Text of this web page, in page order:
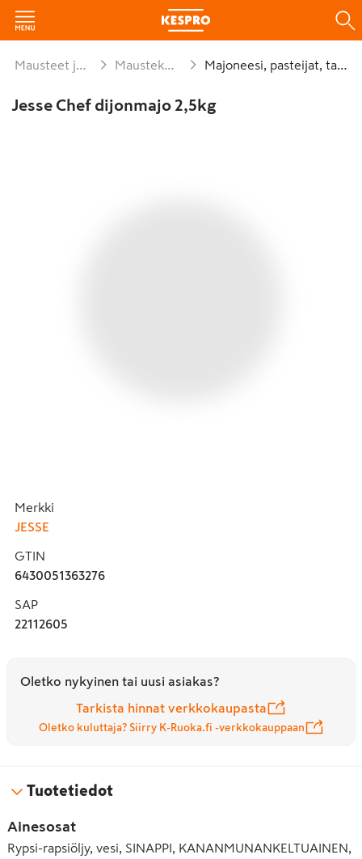
Mausteet ja leivonta Maustekastikkeet Majoneesi, pasteijat, tahnat
Jesse Chef dijonmajo 2,5kg
Merkki
JESSE
GTIN
6430051363276
SAP
22112605
Oletko nykyinen tai uusi asiakas?
Tarkista hinnat verkkokaupasta
Oletko kuluttaja? Siirry K-Ruoka.fi -verkkokauppaan
Tuotetiedot
Ainesosat
Rypsi-rapsiöljy, vesi, SINAPPI, KANANMUNANKELTUAINEN,